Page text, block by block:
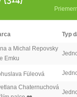
Typ
a Michal Repovsky
Emku
Füleová
Chaternuchová